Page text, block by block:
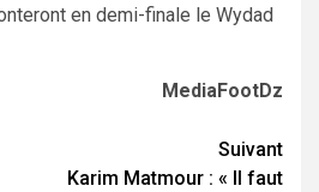
en demi-finale le Wydad
MediaFootDz
Suivant
Karim Matmour : « Il faut